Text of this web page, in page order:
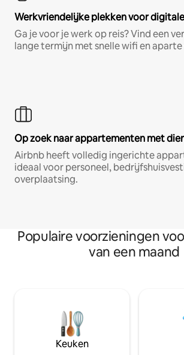
Werkvriendelijke plekken voor
Ga je voor je werk op reis? Vind een
lange termijn met snelle wifi en
Op zoek naar appartementen met
Airbnb heeft volledig ingerichte
ideaal voor personeel,
overplaatsing.
Populaire voorzieningen
van een maand
Keuken